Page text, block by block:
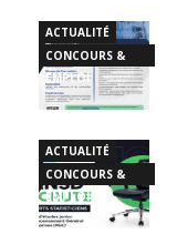
ACTUALITÉ
CONCOURS &
EMPLOI
ACTUALITÉ
CONCOURS &
EMPLOI